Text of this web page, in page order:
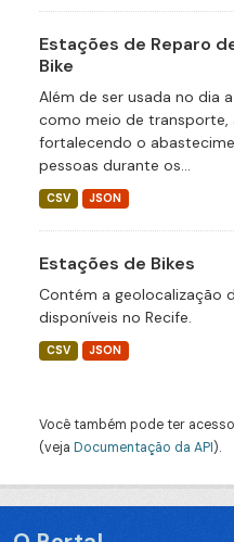
Estações de Reparo
Bike
Além de ser usada no dia
como meio de transporte,
fortalecendo o
pessoas durante os...
CSV JSON
Estações de Bikes
Contém a geolocalização
disponíveis no Recife.
CSV JSON
Você também pode ter
(veja Documentação da API).